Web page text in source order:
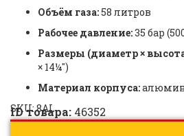
Объём газа:58 литров
Рабочее давление:35 бар
Размеры (диаметр ×
× 14¼″)
Материал корпуса:
SKU:8AL
ID товара: 46352